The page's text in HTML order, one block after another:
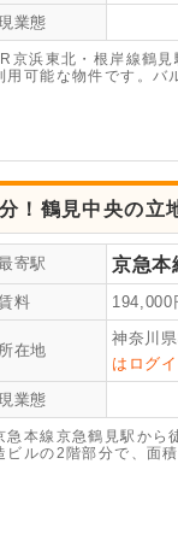
業態
京浜東北・根岸線鶴
用可能な物件です。バ
！鶴見中央の立
寄駅 京急本
料 194,000
所在地
神奈川
はログ
業態
急本線京急鶴見駅から
ビルの2階部分で、面